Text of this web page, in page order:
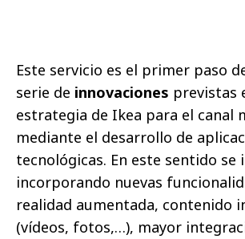
Este servicio es el primer paso
serie de innovaciones previstas
estrategia de Ikea para el canal
mediante el desarrollo de
tecnológicas. En este sentido se
incorporando nuevas
realidad aumentada, contenido
(vídeos, fotos,…), mayor